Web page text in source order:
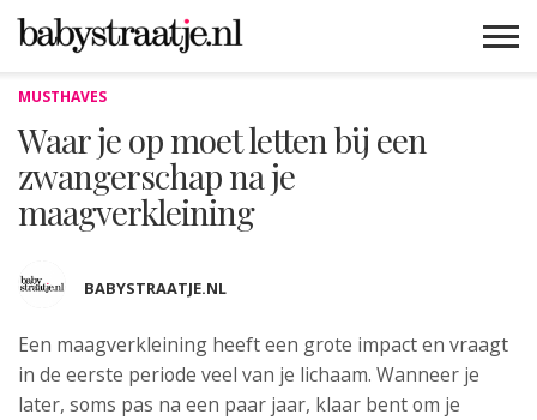
MUSTHAVES
Waar je op moet letten bij een
zwangerschap na je
maagverkleining
BABYSTRAATJE.NL
Een maagverkleining heeft een grote impact en vraagt
in de eerste periode veel van je lichaam. Wanneer je
later, soms pas na een paar jaar, klaar bent om je